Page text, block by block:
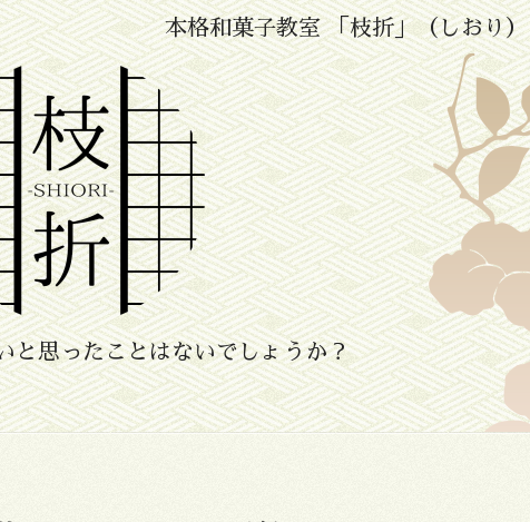
本格和菓子教室 「枝折」（しおり）
と思ったことはないでしょうか？